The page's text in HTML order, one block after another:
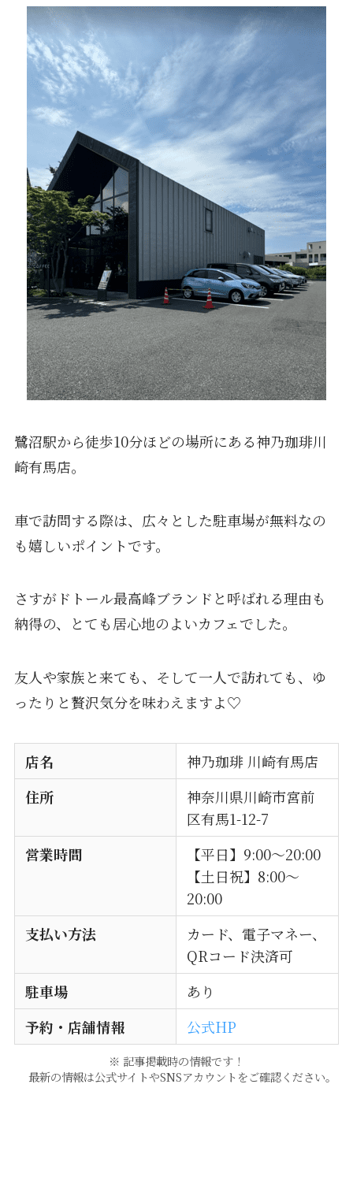
鷺沼駅から徒歩10分ほどの場所にある神乃珈琲川
崎有馬店。
車で訪問する際は、広々とした駐車場が無料なの
も嬉しいポイントです。
さすがドトール最高峰ブランドと呼ばれる理由も
納得の、とても居心地のよいカフェでした。
友人や家族と来ても、そして一人で訪れても、ゆ
ったりと贅沢気分を味わえますよ♡
店名
神乃珈琲 川崎有馬店
住所
神奈川県川崎市宮前
区有馬1-12-7
営業時間
【平日】9:00～20:00
【土日祝】8:00～
20:00
支払い方法
カード、電子マネー、
QRコード決済可
駐車場
あり
予約・店舗情報
公式HP
※ 記事掲載時の情報です！
最新の情報は公式サイトやSNSアカウントをご確認ください。